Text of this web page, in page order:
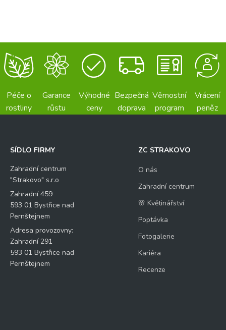
Péče o
rostliny
Garance
růstu
Výhodné
ceny
Bezpečná
doprava
Věrnostní
program
Vrácení
peněz
SÍDLO FIRMY
Zahradní centrum
"Strakovo" s.r.o
Zahradní 459
593 01 Bystřice nad
Pernštejnem
Adresa provozovny:
Zahradní 291
593 01 Bystřice nad
Pernštejnem
ZC STRAKOVO
O nás
Zahradní centrum
🌸 Květinářství
Poptávka
Fotogalerie
Kariéra
Recenze